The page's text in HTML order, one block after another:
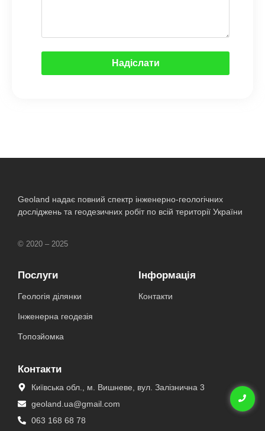
Надіслати
Geoland надає повний спектр інженерно-геологічних
досліджень та геодезичних робіт по всій території України
© 2020 – 2025
Послуги
Геологія ділянки
Інженерна геодезія
Топозйомка
Інформація
Контакти
Контакти
Київська обл., м. Вишневе, вул. Залізнична 3​
geoland.ua@gmail.com
063 168 68 78